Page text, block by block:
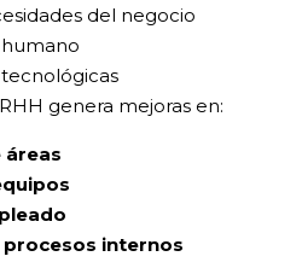
del negocio
genera mejoras en:
áreas
internos